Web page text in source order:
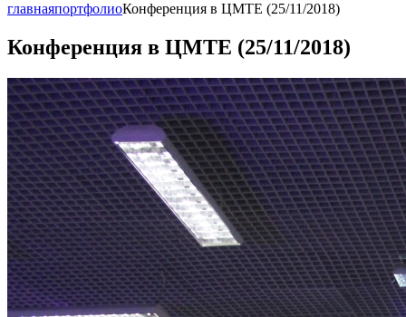
главнаяпортфолиоКонференция в ЦМТЕ (25/11/2018)
Конференция в ЦМТЕ (25/11/2018)